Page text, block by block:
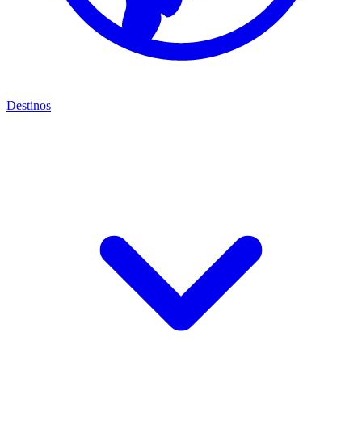
Destinos